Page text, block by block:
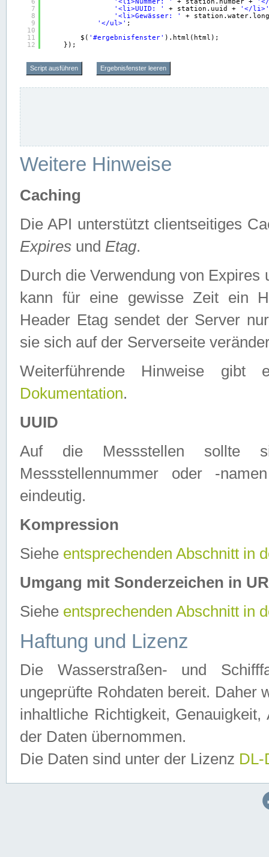
7
8
9
10
11
12
'<li>UUID: '
+ station.uuid +
'</li>'
'<li>Gewässer: '
+
'</ul>' ;
$( '#ergebnisfenster' ).html(html);
});
Script ausführen Ergebnisfenster leeren
Weitere Hinweise
Caching
Die API unterstützt clientseitiges
Expires und Etag.
Durch die Verwendung von
kann für eine gewisse Zeit ein
Header Etag sendet der Server
sie sich auf der Serverseite
Weiterführende Hinweise
Dokumentation.
UUID
Auf die Messstellen sollte
Messstellennummer oder -
eindeutig.
Kompression
Siehe entsprechenden Abschnitt in
Umgang mit Sonderzeichen in
Siehe entsprechenden Abschnitt in
Haftung und Lizenz
Die Wasserstraßen- und
ungeprüfte Rohdaten bereit. Daher
inhaltliche Richtigkeit,
der Daten übernommen.
Die Daten sind unter der Lizenz